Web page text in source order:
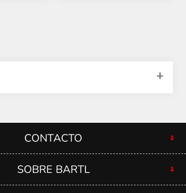
CONTACTO
SOBRE BARTL